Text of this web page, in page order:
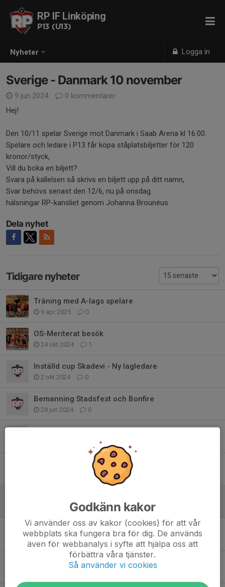
Nyheter Logga in
RP IF Linköping
P13 (U13)
Sverige - Danmark 10 november
9 jun 2024
0 kommentarer
Hej!
Den 10/11 spelar Sverige mot Danmark i Saab Arena kl 16.00.
Spelare och ledare i P13 får köpa ståplatsbiljetter för 120
kronor/styck,
Vill du boka en biljett?
Svara på kallelsen så skrivs en biljett upp på ditt namn,
Svar behövs senast den 12/6, nu på onsdag.
hälsningar RP-kansliet genom Johanna Brounéus
Dela nyhet
Tidigare nyheter
Träning med A-lags spelare
9 apr 2025 0
OS-Meriterat besök
24 okt 2024 1
Inställd cup Skadevi - Ny lagledare
2 okt 2024 0
Bemanning Stadsfest och Bonfire
28 jun 2024 0
Sverige - Danmark 10 november
9 jun 2024 0
Kakförsäljning avslutad
22 maj 2024
Försäljning Kakservice i maj
Godkänn kakor
Vi använder oss av kakor (cookies) för att vår
webbplats ska fungera bra för dig. De används
även för webbanalys i syfte att hjälpa oss att
förbättra våra tjänster.
Så använder vi cookies